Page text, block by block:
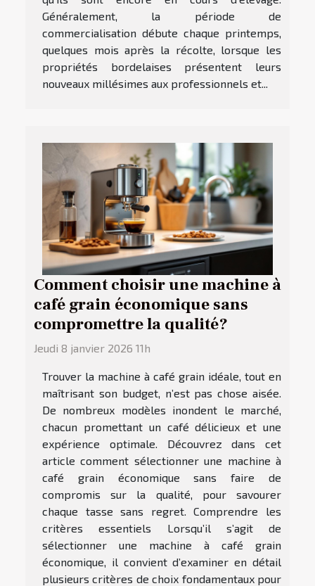
Généralement, la période de
commercialisation débute chaque printemps,
quelques mois après la récolte, lorsque les
propriétés bordelaises présentent leurs
nouveaux millésimes aux professionnels et...
Comment choisir une machine à
café grain économique sans
compromettre la qualité?
Jeudi 8 janvier 2026 11h
Trouver la machine à café grain idéale, tout en
maîtrisant son budget, n’est pas chose aisée.
De nombreux modèles inondent le marché,
chacun promettant un café délicieux et une
expérience optimale. Découvrez dans cet
article comment sélectionner une machine à
café grain économique sans faire de
compromis sur la qualité, pour savourer
chaque tasse sans regret. Comprendre les
critères essentiels Lorsqu’il s’agit de
sélectionner une machine à café grain
économique, il convient d’examiner en détail
plusieurs critères de choix fondamentaux pour